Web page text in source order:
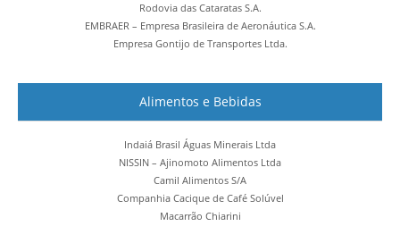
Rodovia das Cataratas S.A.
EMBRAER – Empresa Brasileira de Aeronáutica S.A.
Empresa Gontijo de Transportes Ltda.
Alimentos e Bebidas
Indaiá Brasil Águas Minerais Ltda
NISSIN – Ajinomoto Alimentos Ltda
Camil Alimentos S/A
Companhia Cacique de Café Solúvel
Macarrão Chiarini